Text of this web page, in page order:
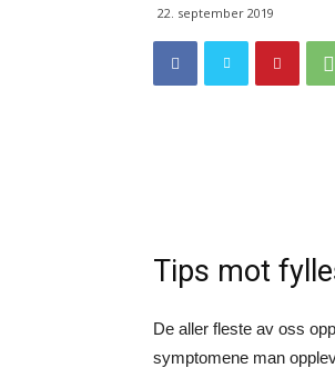
22. september 2019
Tips mot
De aller fleste av oss
symptomene man